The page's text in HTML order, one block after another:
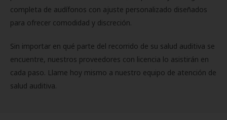
completa de audífonos con ajuste personalizado diseñados
para ofrecer comodidad y discreción.
Sin importar en qué parte del recorrido de su salud auditiva se
encuentre, nuestros proveedores con licencia lo asistirán en
cada paso. Llame hoy mismo a nuestro equipo de atención de
salud auditiva.